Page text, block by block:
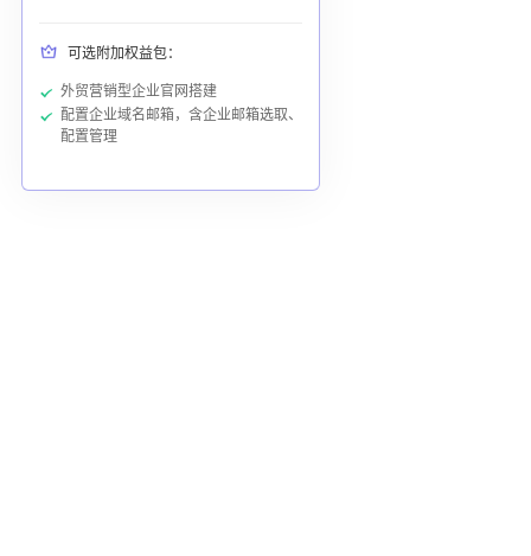
可选附加权益包：
外贸营销型企业官网搭建
配置企业域名邮箱，含企业邮箱选取、
配置管理